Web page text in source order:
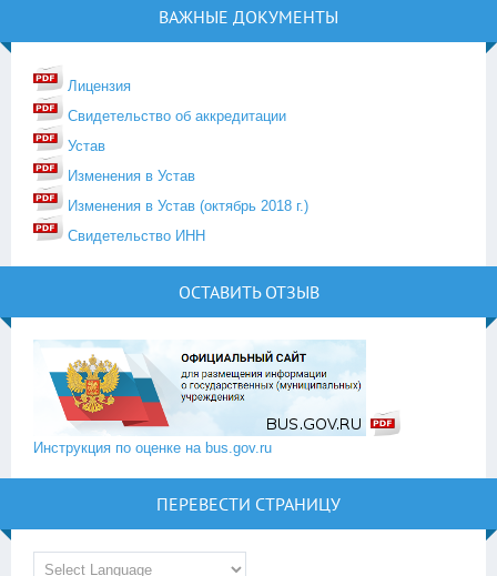
ВАЖНЫЕ ДОКУМЕНТЫ
Лицензия
Свидетельство об аккредитации
Устав
Изменения в Устав
Изменения в Устав (октябрь 2018 г.)
Свидетельство ИНН
ОСТАВИТЬ ОТЗЫВ
Инструкция по оценке на bus.gov.ru
ПЕРЕВЕСТИ СТРАНИЦУ